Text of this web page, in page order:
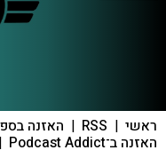
ראשי |
RSS
| האזנה
האזנה ב־Podcast Addict |